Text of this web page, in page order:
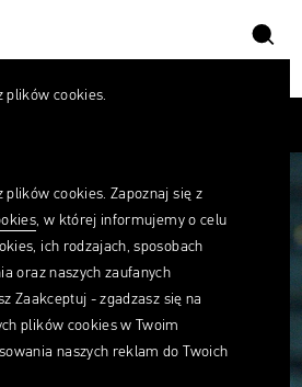
szukaj
plików cookies.
plików cookies. Zapoznaj się z
, w której informujemy o celu
ich rodzajach, sposobach
oraz naszych zaufanych
Zaakceptuj - zgadzasz się na
plików cookies w Twoim
naszych reklam do Twoich